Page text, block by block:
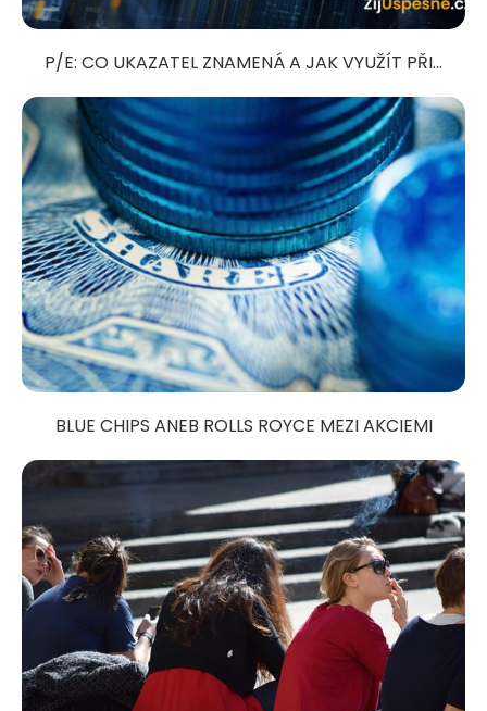
P/E: CO UKAZATEL ZNAMENÁ A JAK VYUŽÍT PŘI...
BLUE CHIPS ANEB ROLLS ROYCE MEZI AKCIEMI